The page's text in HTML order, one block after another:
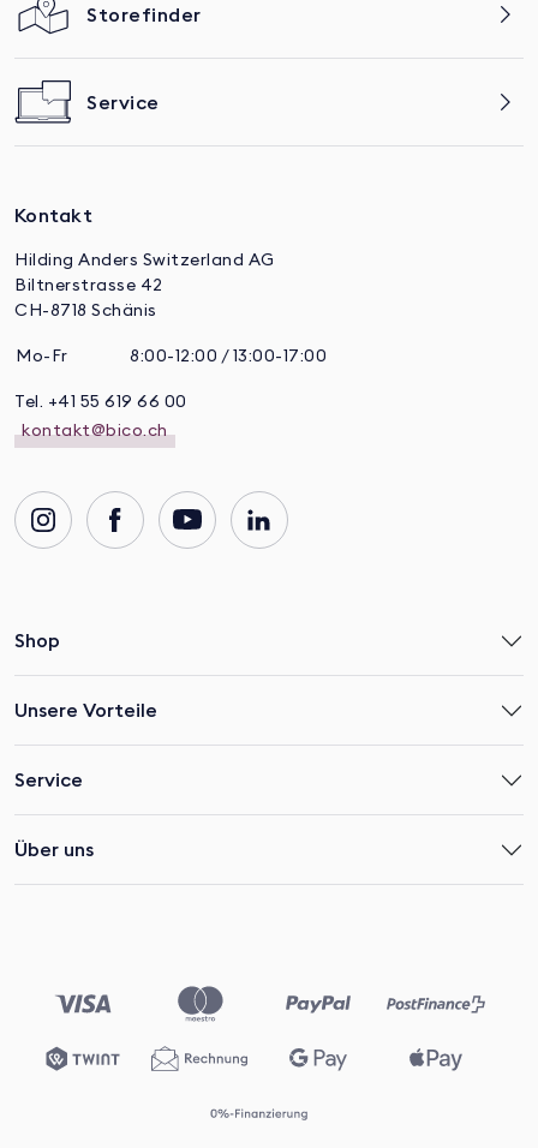
Storefinder
Service
Kontakt
Hilding Anders Switzerland AG
Biltnerstrasse 42
CH-8718 Schänis
Mo-Fr 8:00-12:00 / 13:00-17:00
Tel. +41 55 619 66 00
kontakt@bico.ch
Shop
Unsere Vorteile
Service
Über uns